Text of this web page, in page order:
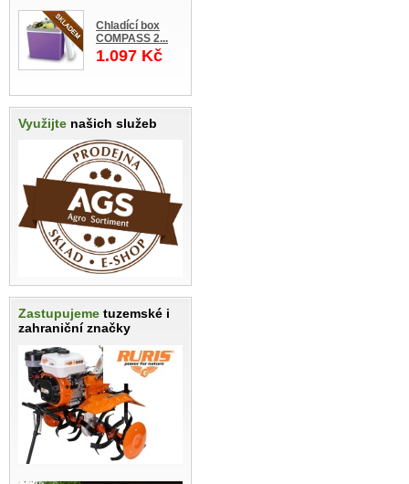
Chladící box
COMPASS 2...
1.097 Kč
Využijte našich služeb
Zastupujeme tuzemské i
zahraniční značky